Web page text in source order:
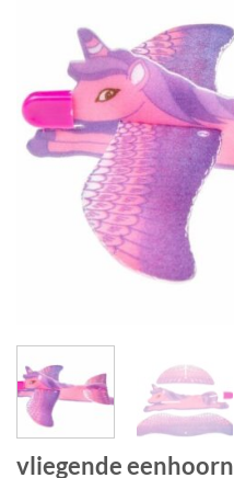
vliegende eenhoorn